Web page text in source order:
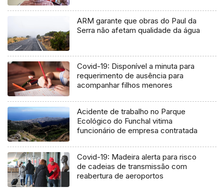
ARM garante que obras do Paul da
Serra não afetam qualidade da água
Covid-19: Disponível a minuta para
requerimento de ausência para
acompanhar filhos menores
Acidente de trabalho no Parque
Ecológico do Funchal vitima
funcionário de empresa contratada
Covid-19: Madeira alerta para risco
de cadeias de transmissão com
reabertura de aeroportos